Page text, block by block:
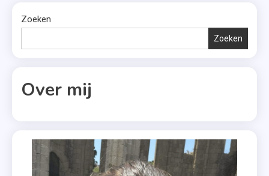
Zoeken
Zoeken
Over mij